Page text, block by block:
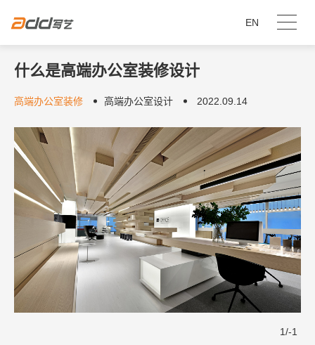
EN
什么是高端办公室装修设计
高端办公室装修 高端办公室设计 2022.09.14
1/-1